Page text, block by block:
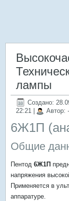
лампы
Создано:
22:21
Автор:
6Ж1П
Общие
Пентод6Ж1П
напряжения
Применяется в
аппаратуре.